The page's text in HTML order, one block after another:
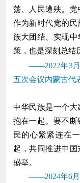
荡、人民遭殃。
作为新时代党的
族大团结、实现
策，也是深刻总结
——2022年3月5
五次会议内蒙古代
中华民族是一个
抱在一起。要不断
民的心紧紧连在
起，共同推进中
盛举。
——2024年6月，